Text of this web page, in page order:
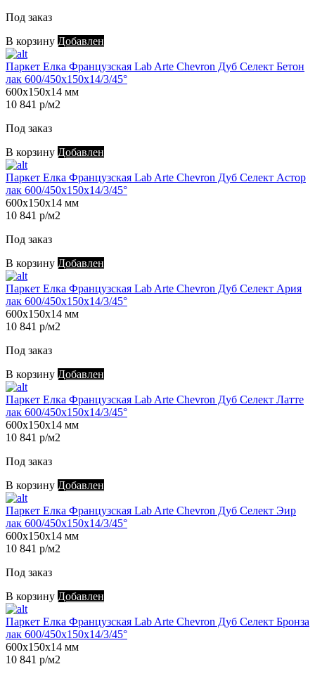
Под заказ
В корзину Добавлен
Паркет Елка Французская Lab Arte Chevron Дуб Селект Бетон
лак 600/450х150х14/3/45°
600х150х14 мм
10 841 р/м2
Под заказ
В корзину Добавлен
Паркет Елка Французская Lab Arte Chevron Дуб Селект Астор
лак 600/450х150х14/3/45°
600х150х14 мм
10 841 р/м2
Под заказ
В корзину Добавлен
Паркет Елка Французская Lab Arte Chevron Дуб Селект Ария
лак 600/450х150х14/3/45°
600х150х14 мм
10 841 р/м2
Под заказ
В корзину Добавлен
Паркет Елка Французская Lab Arte Chevron Дуб Селект Латте
лак 600/450х150х14/3/45°
600х150х14 мм
10 841 р/м2
Под заказ
В корзину Добавлен
Паркет Елка Французская Lab Arte Chevron Дуб Селект Эир
лак 600/450х150х14/3/45°
600х150х14 мм
10 841 р/м2
Под заказ
В корзину Добавлен
Паркет Елка Французская Lab Arte Chevron Дуб Селект Бронза
лак 600/450х150х14/3/45°
600х150х14 мм
10 841 р/м2